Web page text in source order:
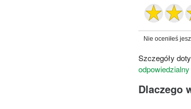
Nie oceniłeś
Szczegóły
Dlaczego